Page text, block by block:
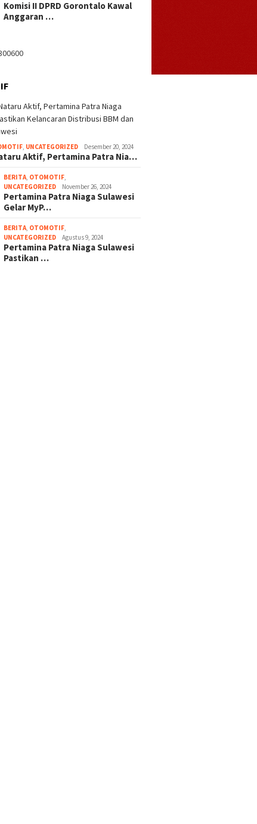
Komisi II DPRD Gorontalo Kawal
Anggaran …
, UNCATEGORIZED Desember 20, 2024
Aktif, Pertamina Patra Nia…
BERITA, OTOMOTIF,
UNCATEGORIZED
November 26, 2024
Pertamina Patra Niaga Sulawesi
Gelar MyP…
BERITA, OTOMOTIF,
UNCATEGORIZED
Agustus 9, 2024
Pertamina Patra Niaga Sulawesi
Pastikan …